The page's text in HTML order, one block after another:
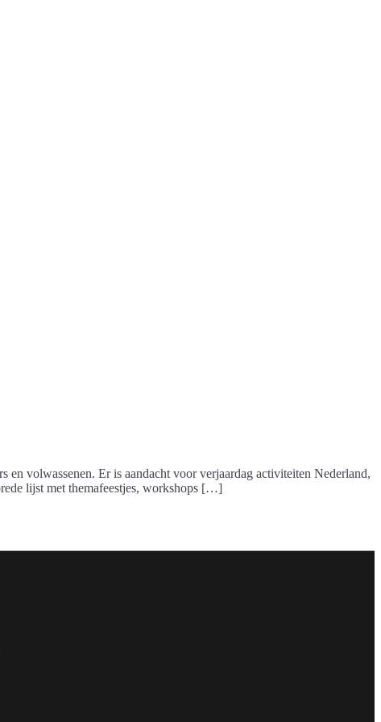
volwassenen. Er is aandacht voor verjaardag activiteiten Nederland,
lijst met themafeestjes, workshops […]